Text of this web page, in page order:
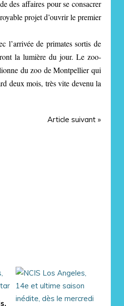
des affaires pour se consacrer
projet d’ouvrir le premier
l’arrivée de primates sortis de
la lumière du jour. Le zoo-
du zoo de Montpellier qui
deux mois, très vite devenu la
Article suivant »